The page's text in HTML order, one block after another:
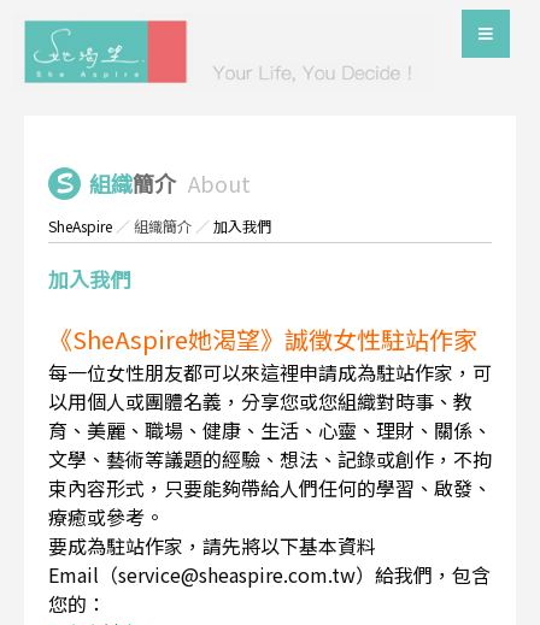
組織簡介 About
SheAspire ／組織簡介 ／加入我們
加入我們
《SheAspire她渴望》誠徵女性駐站作家
每一位女性朋友都可以來這裡申請成為駐站作家，可
以用個人或團體名義，分享您或您組織對時事、教
育、美麗、職場、健康、生活、心靈、理財、關係、
文學、藝術等議題的經驗、想法、記錄或創作，不拘
束內容形式，只要能夠帶給人們任何的學習、啟發、
療癒或參考。
要成為駐站作家，請先將以下基本資料
Email（service@sheaspire.com.tw）給我們，包含
您的：